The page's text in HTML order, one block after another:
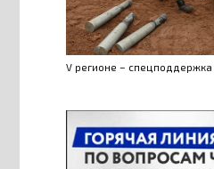
V регионе –